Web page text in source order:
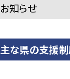
お知らせ
主な県の支援